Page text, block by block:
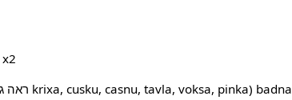
קול x2
;‏ (ראה גם krixa, cusku, casnu, tavla, voksa, pinka) badna